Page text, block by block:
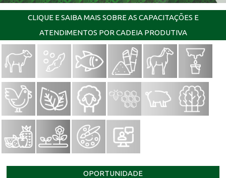
CLIQUE E SAIBA MAIS SOBRE AS CAPACITAÇÕES E
ATENDIMENTOS POR CADEIA PRODUTIVA
OPORTUNIDADE